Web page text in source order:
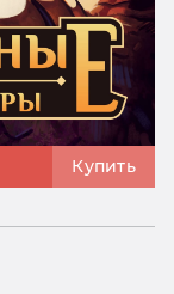
Купить